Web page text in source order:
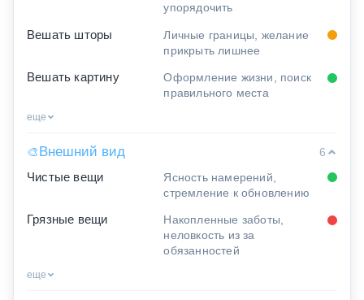
упорядочить
Вешать шторы
Личные границы, желание
прикрыть лишнее
Вешать картину
Оформление жизни, поиск
правильного места
еще
🎨Внешний вид
6
Чистые вещи
Ясность намерений,
стремление к обновлению
Грязные вещи
Накопленные заботы,
неловкость из за
обязанностей
еще